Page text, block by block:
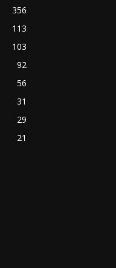
356
113
103
92
56
31
29
21